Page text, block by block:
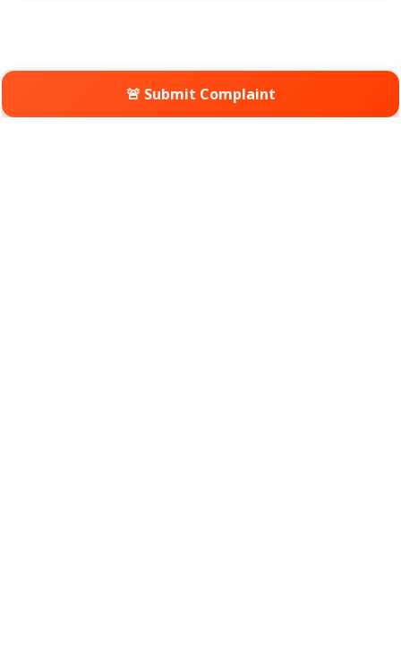
🚨 Submit Complaint